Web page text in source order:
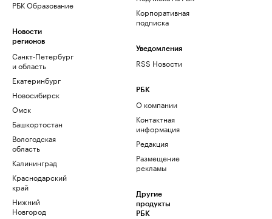
РБК Образование
Новости
регионов
Санкт-Петербург
и область
Екатеринбург
Новосибирск
Омск
Башкортостан
Вологодская
область
Калининград
Краснодарский
край
Нижний
Новгород
Корпоративная
подписка
Уведомления
RSS Новости
РБК
О компании
Контактная
информация
Редакция
Размещение
рекламы
Другие
продукты
РБК